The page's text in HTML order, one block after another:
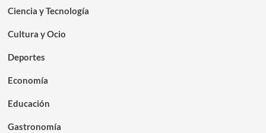
Ciencia y Tecnología
Cultura y Ocio
Deportes
Economía
Educación
Gastronomía